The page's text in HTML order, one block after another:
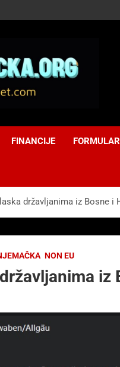
FINANCIJE
državljanima iz Bosne i
NON EU
iz